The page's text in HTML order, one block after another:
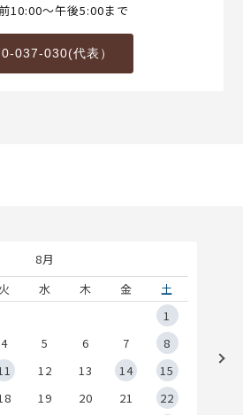
10:00～午後5:00まで
037-030(代表）
8月
火 水 木 金
土
1
4 5 6 7
8
12 13 14
15
19 20 21
22